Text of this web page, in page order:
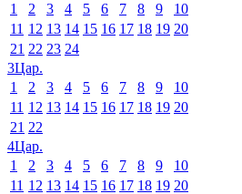
1
2 3 4 5 6 7 8 9
10
11 12 13 14 15 16 17 18 19 20
21 22 23 24
3Цар.
1
2 3 4 5 6 7 8 9
10
11 12 13 14 15 16 17 18 19 20
21 22
4Цар.
1
2 3 4 5 6 7 8 9
10
11 12 13 14 15 16 17 18 19 20